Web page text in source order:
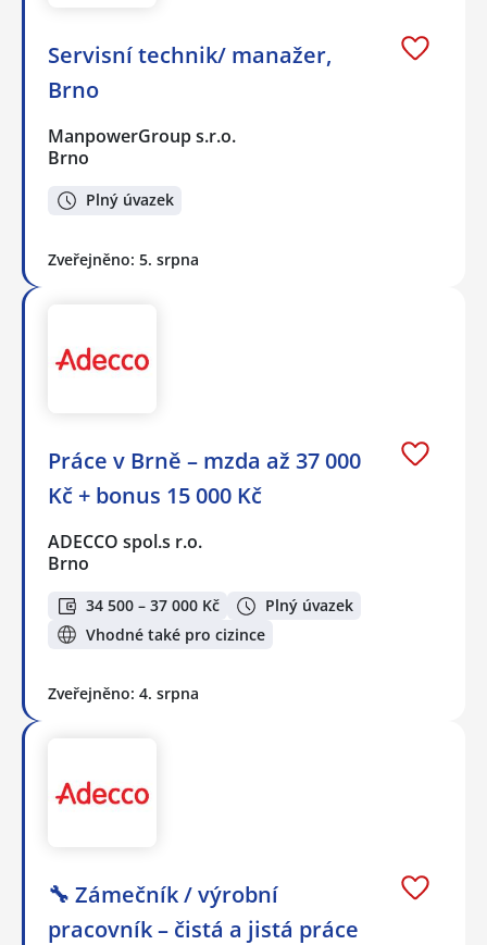
Servisní technik/ manažer,
Brno
ManpowerGroup s.r.o.
Brno
Plný úvazek
Zveřejněno: 5. srpna
Práce v Brně – mzda až 37 000
Kč + bonus 15 000 Kč
ADECCO spol.s r.o.
Brno
34 500 – 37 000 Kč
Plný úvazek
Vhodné také pro cizince
Zveřejněno: 4. srpna
🔧 Zámečník / výrobní
pracovník – čistá a jistá práce